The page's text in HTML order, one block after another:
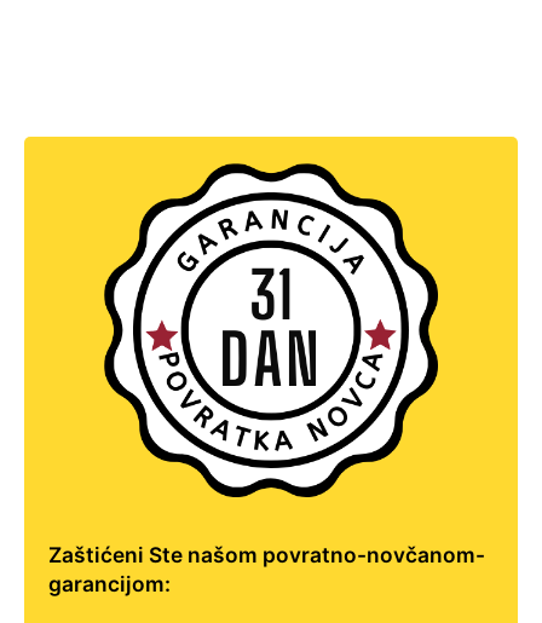
Zaštićeni Ste našom povratno-novčanom-
garancijom: